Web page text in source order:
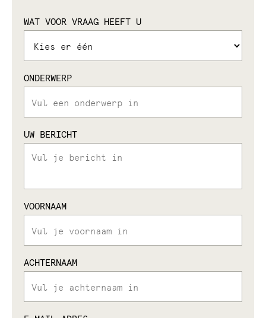
WAT VOOR VRAAG HEEFT U
ONDERWERP
UW BERICHT
VOORNAAM
ACHTERNAAM